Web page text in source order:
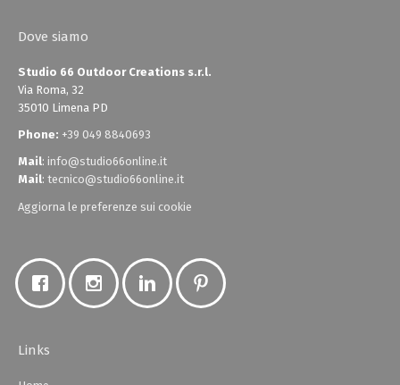
Dove siamo
Studio 66 Outdoor Creations s.r.l.
Via Roma, 32
35010 Limena PD
Phone: +39 049 8840693
Mail: info@studio66online.it
Mail: tecnico@studio66online.it
Aggiorna le preferenze sui cookie
Links